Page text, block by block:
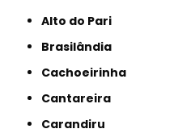
Alto do Pari
Brasilândia
Cachoeirinha
Cantareira
Carandiru